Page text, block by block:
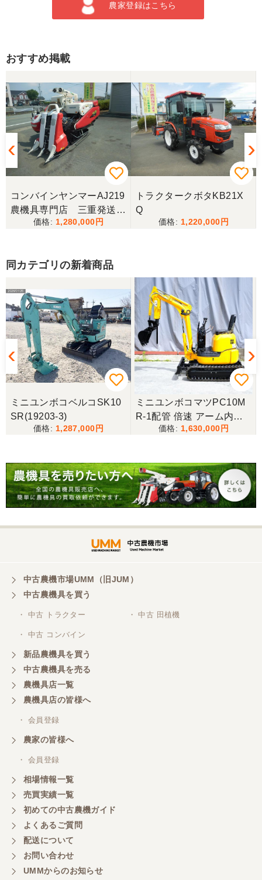
農家登録はこちら
おすすめ掲載
コンバインヤンマーAJ219
農機具専門店 三重発送整
備済み
1,280,000
トラクタークボタKB21X
Q
1,220,000
同カテゴリの新着商品
ミニユンボコベルコSK10
SR(19203-3)
1,287,000
ミニユンボコマツPC10M
R-1配管 倍速 アーム内蔵
ブレーカー 可変脚 ゴムキ
1,630,000
中古農機市場UMM（旧JUM）
中古農機具を買う
・ 中古 トラクター ・ 中古 田植機
・ 中古 コンバイン
新品農機具を買う
中古農機具を売る
農機具店一覧
農機具店の皆様へ
・ 会員登録
農家の皆様へ
・ 会員登録
相場情報一覧
売買実績一覧
初めての中古農機ガイド
よくあるご質問
配送について
お問い合わせ
UMMからのお知らせ